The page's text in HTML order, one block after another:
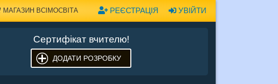
УВІЙТИ
РЕЄСТРАЦІЯ
МАГАЗИН ВСІМОСВІТА
Сертифікат вчителю!
ДОДАТИ РОЗРОБКУ